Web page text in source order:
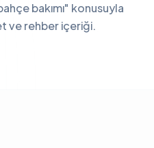
bakımı" konusuyla
ve rehber içeriği.